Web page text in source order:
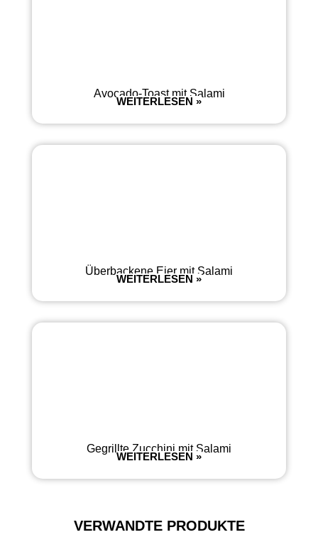
Avocado-Toast mit Salami
WEITERLESEN »
Überbackene Eier mit Salami
WEITERLESEN »
Gegrillte Zucchini mit Salami
WEITERLESEN »
VERWANDTE PRODUKTE